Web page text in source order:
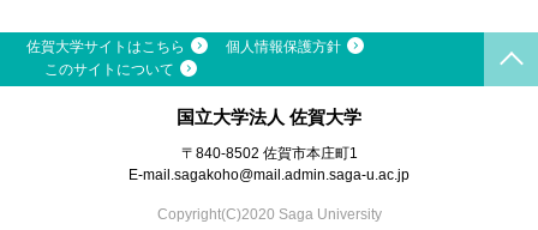
佐賀大学サイトはこちら
個人情報保護方針
このサイトについて
国立大学法人 佐賀大学
〒840-8502 佐賀市本庄町1
E-mail.sagakoho@mail.admin.saga-u.ac.jp
Copyright(C)2020 Saga University